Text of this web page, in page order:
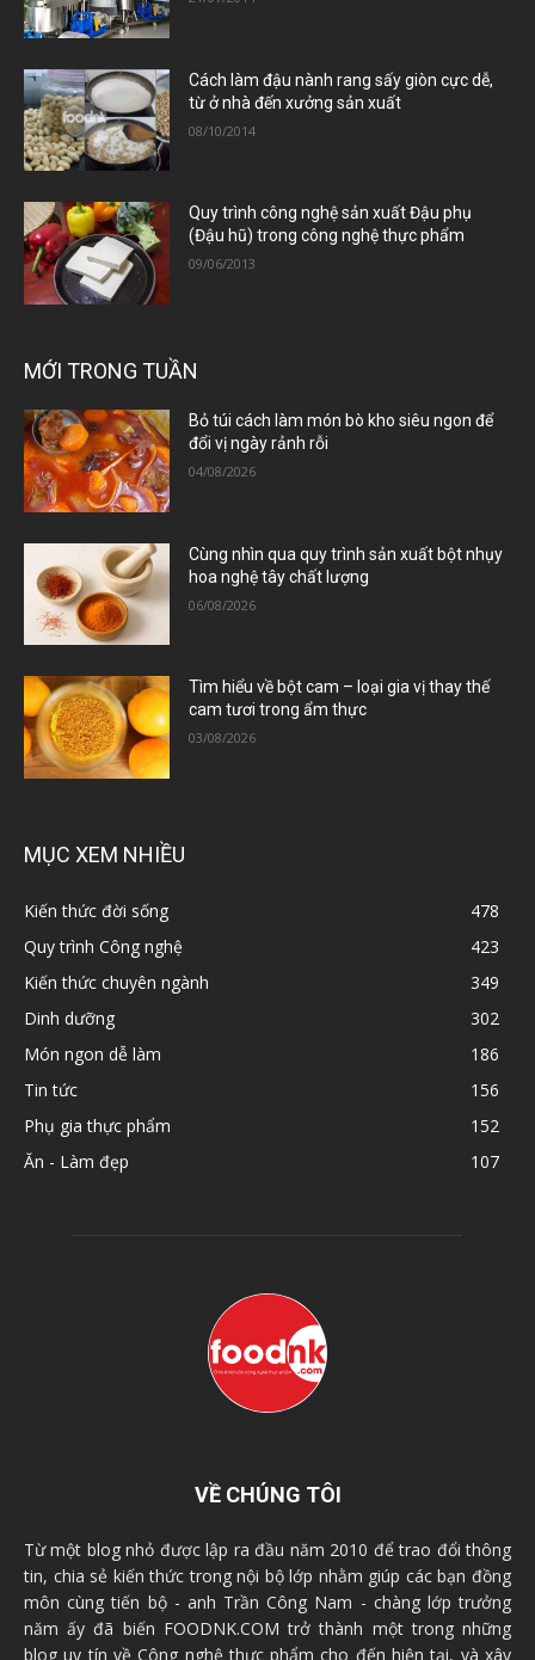
Cách làm đậu nành rang sấy giòn cực dễ,
từ ở nhà đến xưởng sản xuất
08/10/2014
Quy trình công nghệ sản xuất Đậu phụ
(Đậu hũ) trong công nghệ thực phẩm
09/06/2013
MỚI TRONG TUẦN
Bỏ túi cách làm món bò kho siêu ngon để
đổi vị ngày rảnh rỗi
04/08/2026
Cùng nhìn qua quy trình sản xuất bột nhụy
hoa nghệ tây chất lượng
06/08/2026
Tìm hiểu về bột cam – loại gia vị thay thế
cam tươi trong ẩm thực
03/08/2026
MỤC XEM NHIỀU
Kiến thức đời sống
478
Quy trình Công nghệ
423
Kiến thức chuyên ngành
349
Dinh dưỡng
302
Món ngon dễ làm
186
Tin tức
156
Phụ gia thực phẩm
152
Ăn - Làm đẹp
107
VỀ CHÚNG TÔI
Từ một blog nhỏ được lập ra đầu năm 2010 để trao đổi thông
tin, chia sẻ kiến thức trong nội bộ lớp nhằm giúp các bạn đồng
môn cùng tiến bộ - anh Trần Công Nam - chàng lớp trưởng
năm ấy đã biến FOODNK.COM trở thành một trong những
blog uy tín về Công nghệ thực phẩm cho đến hiện tại, và xây